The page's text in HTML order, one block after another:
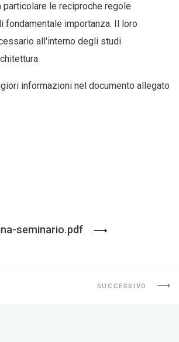
particolare le reciproche regole
fondamentale importanza. Il loro
all'interno degli studi
informazioni nel documento allegato
seminario.pdf
SUCCESSIVO